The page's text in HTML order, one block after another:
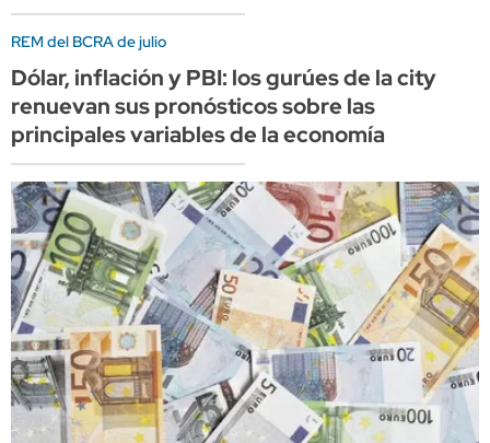
REM del BCRA de julio
Dólar, inflación y PBI: los gurúes de la city
renuevan sus pronósticos sobre las
principales variables de la economía